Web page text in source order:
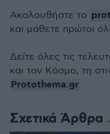
Σχετικά Άρθρα
Ακολουθήστε το
και μάθετε πρώτοι
Δείτε όλες τις
και τον Κόσμο, τη
Protothema.gr